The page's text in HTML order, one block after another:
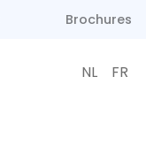
Brochures
NL FR